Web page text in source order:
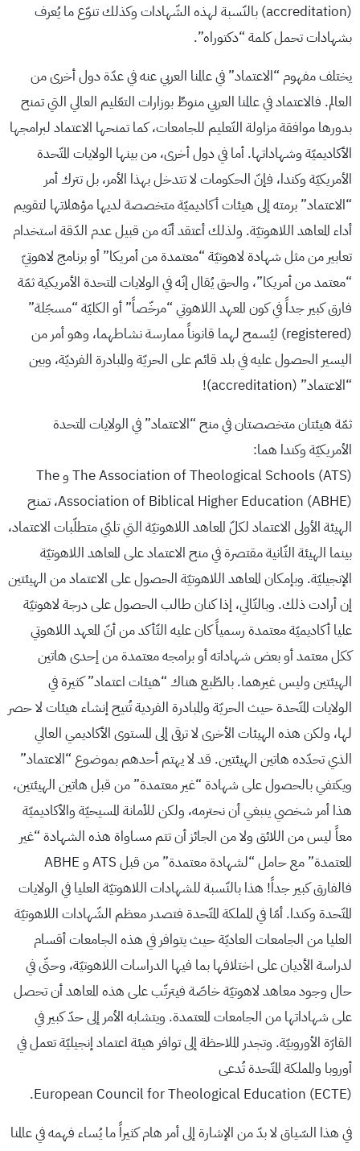
(accreditation) بالنّسبة لهذه الشّهادات وكذلك تنوّع ما يُعرف
بشهادات تحمل كلمة “دكتوراه”.
يختلف مفهوم “الاعتماد” في عالمنا العربي عنه في عدّة دول أخرى من
العالم. فالاعتماد في عالمنا العربي منوطٌ بوزارات التعّليم العالي التي تمنح
بدورها موافقة مزاولة التّعليم للجامعات، كما تمنحها الاعتماد لبرامجها
الأكاديميّة وشهاداتها. أما في دول أخرى، من بينها الولايات المتّحدة
الأمريكيّة وكندا، فإنّ الحكومات لا تتدخل بهذا الأمر، بل تترك أمر
“الاعتماد” برمته إلى هيئات أكاديميّة متخصصة لديها مؤهلاتها لتقويم
أداء المعاهد اللاهوتيّة. ولذلك أعتقد أنّه من قبيل عدم الدّقة استخدام
تعابير من مثل شهادة لاهوتيّة “معتمدة من أمريكا” أو برنامج لاهوتيّ
“معتمد من أمريكا”، والحق يُقال إنّه في الولايات المتحدة الأمريكية ثمّة
فارق كبير جداً في كون المعهد اللاهوتي “مرخّصاً” أو الكليّة “مسجّلة”
(registered) ليُسمح لهما قانوناً ممارسة نشاطهما، وهو أمر من
اليسير الحصول عليه في بلد قائم على الحريّة والمبادرة الفرديّة، وبين
“الاعتماد” (accreditation)!
ثمّة هيئتان متخصصتان في منح “الاعتماد” في الولايات المتحدة
الأمريكيّة وكندا هما:
The Association of Theological Schools (ATS) و The
Association of Biblical Higher Education (ABHE)، تمنح
الهيئة الأولى الاعتماد لكلّ المعاهد اللاهوتيّة التي تلبّي متطلّبات الاعتماد،
بينما الهيئة الثّانية مقتصرة في منح الاعتماد على المعاهد اللاهوتيّة
الإنجيليّة. وبإمكان المعاهد اللاهوتيّة الحصول على الاعتماد من الهيئتين
إن أرادت ذلك. وبالتّالي، إذا كنان طالب الحصول على درجة لاهوتيّة
عليا أكاديميّة معتمدة رسمياً كان عليه التّأكد من أنّ المعهد اللاهوتي
ككل معتمد أو بعض شهاداته أو برامجه معتمدة من إحدى هاتين
الهيئتين وليس غيرهما. بالطّبع هناك “هيئات اعتماد” كثيرة في
الولايات المتّحدة حيث الحريّة والمبادرة الفردية تُتيح إنشاء هيئات لا حصر
لها، ولكن هذه الهيئات الأخرى لا ترقى إلى المستوى الأكاديمي العالي
الذي تحدّده هاتين الهيئتين. قد لا يهتم أحدهم بموضوع “الاعتماد”
ويكتفي بالحصول على شهادة “غير معتمدة” من قبل هاتين الهيئتين،
هذا أمر شخصي ينبغي أن نحترمه، ولكن للأمانة المسيحيّة والأكاديميّة
معاً ليس من اللائق ولا من الجائز أن تتم مساواة هذه الشهادة “غير
المعتمدة” مع حامل “لشهادة معتمدة” من قبل ATS و ABHE
فالفارق كبير جداً! هذا بالنّسبة للشهادات اللاهوتيّة العليا في الولايات
المتّحدة وكندا. أمّا في المملكة المتّحدة فتصدر معظم الشّهادات اللاهوتيّة
العليا من الجامعات العاديّة حيث يتوافر في هذه الجامعات أقسام
لدراسة الأديان على اختلافها بما فيها الدراسات اللاهوتيّة، وحتّى في
حال وجود معاهد لاهوتيّة خاصّة فيترتّب على هذه المعاهد أن تحصل
على شهاداتها من الجامعات المعتمدة. ويتشابه الأمر إلى حدّ كبير في
القارّة الأوروبيّة. وتجدر الملاحظة إلى توافر هيئة اعتماد إنجيليّة تعمل في
أوروبا والمملكة المتّحدة تُدعى
European Council for Theological Education (ECTE).
في هذا السّياق لا بدّ من الإشارة إلى أمر هام كثيراً ما يُساء فهمه في عالمنا